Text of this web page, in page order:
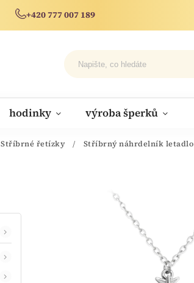
+420 777 007 189
hodinky výroba šperků
Stříbrné řetízky / Stříbrný náhrdelník letadlo